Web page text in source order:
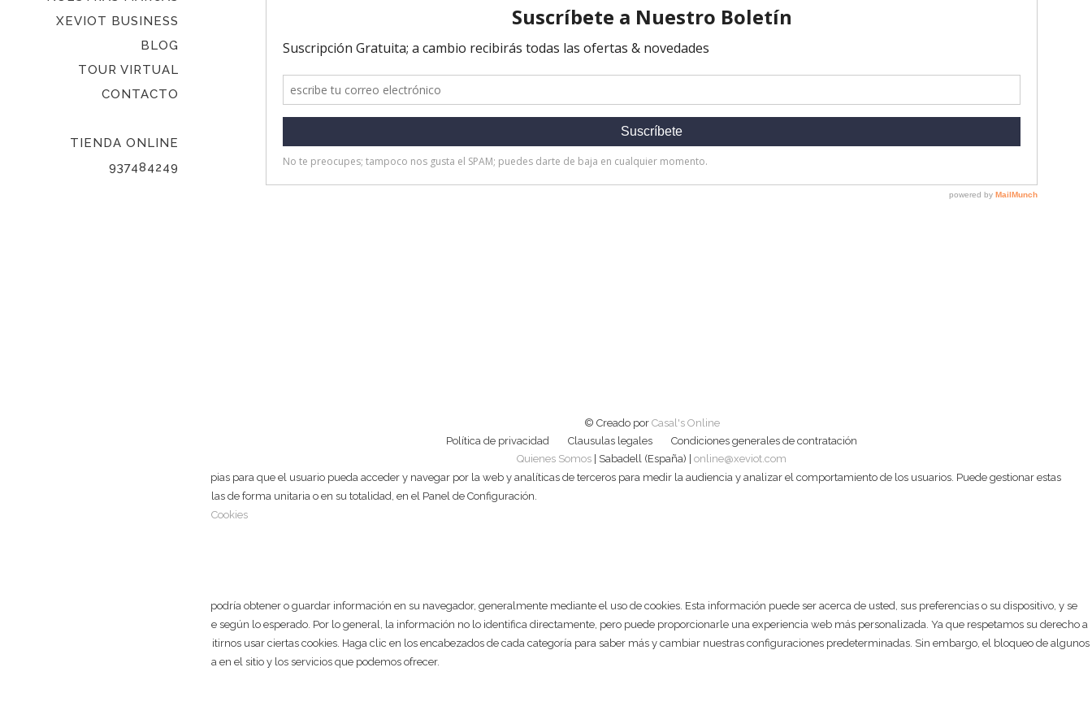
XEVIOT BUSINESS
BLOG
TOUR VIRTUAL
CONTACTO
TIENDA ONLINE
937484249
© Creado por Casal's Online
Política de privacidad
Clausulas legales
Condiciones generales de contratación
Quienes Somos | Sabadell (España) | online@xeviot.com
En esta web utilizamos cookies técnicas propias para que el usuario pueda acceder y navegar por la web y analíticas de terceros para medir la audiencia y analizar el comportamiento de los usuarios. Puede gestionar estas
cookies y, por lo tanto, aceptarlas o rechazarlas de forma unitaria o en su totalidad, en el Panel de Configuración.
Política de Cookies
Cuando visita cualquier sitio web, el mismo podría obtener o guardar información en su navegador, generalmente mediante el uso de cookies. Esta información puede ser acerca de usted, sus preferencias o su dispositivo, y se
usa principalmente para que el sitio funcione según lo esperado. Por lo general, la información no lo identifica directamente, pero puede proporcionarle una experiencia web más personalizada. Ya que respetamos su derecho a
la privacidad, usted puede escoger no permitirnos usar ciertas cookies. Haga clic en los encabezados de cada categoría para saber más y cambiar nuestras configuraciones predeterminadas. Sin embargo, el bloqueo de algunos
tipos de cookies puede afectar su experiencia en el sitio y los servicios que podemos ofrecer.